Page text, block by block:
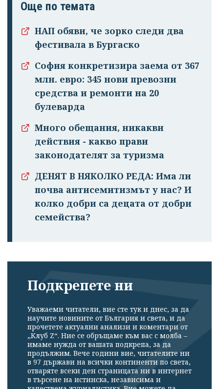
Още по темата
НАП обяви, че зорко следи два
фестивала в Бургаско
София конкретизира заема от 367
млн. евро: 345 нови превозни
средства и ремонти на 20
булеварда
Много обещания, никакви
действия - какво прави
законодателят за туризма
ДЕНЯТ В НЯКОЛКО РЕДА: Има ли
почва антисемитизмът у нас? И
колко добри са децата от добри
семейства?
Подкрепете ни
Уважаеми читатели, вие сте тук и днес, за да
научите новините от България и света, и да
прочетете актуални анализи и коментари от
„Клуб Z“. Ние се обръщаме към вас с молба –
имаме нужда от вашата подкрепа, за да
продължим. Вече години вие, читателите ни
в 97 държави на всички континенти по света,
отваряте всеки ден страницата ни в интернет
в търсене на истинска, независима и